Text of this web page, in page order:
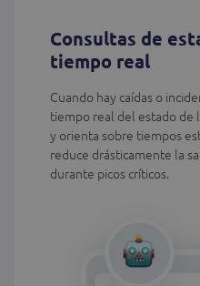
Consultas de
tiempo real
Cuando hay caídas o
tiempo real del estado de
y orienta sobre tiempos
reduce drásticamente la
durante picos críticos.